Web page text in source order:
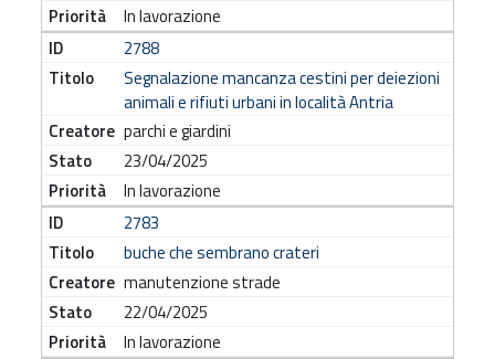
In lavorazione
2788
Segnalazione mancanza cestini per deiezioni
animali e rifiuti urbani in località Antria
parchi e giardini
23/04/2025
In lavorazione
2783
buche che sembrano crateri
manutenzione strade
22/04/2025
In lavorazione